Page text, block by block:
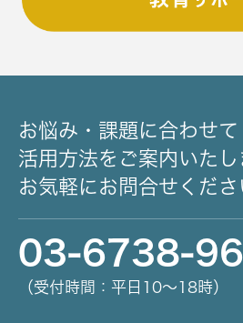
お悩み・課題に合わせて
活用方法をご案内いたし
お気軽にお問合せくださ
03-6738-
（受付時間：平日10～18時）